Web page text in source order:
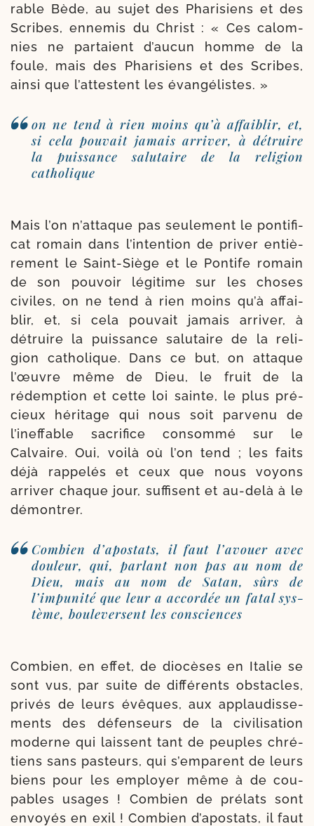
rable Bède, au sujet des Phari­siens et des
Scribes, enne­mis du Christ : « Ces calom­
nies ne par­taient d’aucun homme de la
foule, mais des Pharisiens et des Scribes,
ain­si que l’attestent les évangélistes. »
on ne tend à rien moins qu’à affai­blir, et,
si cela pou­vait jamais arri­ver, à détruire
la puis­sance salu­taire de la reli­gion
catholique
Mais l’on n’attaque pas seule­ment le pon­ti­fi­
cat romain dans l’intention de pri­ver entiè­
re­ment le Saint-​Siège et le Pontife romain
de son pou­voir légi­time sur les choses
civiles, on ne tend à rien moins qu’à affai­
blir, et, si cela pou­vait jamais arri­ver, à
détruire la puis­sance salu­taire de la reli­
gion catho­lique. Dans ce but, on attaque
l’œuvre même de Dieu, le fruit de la
rédemp­tion et cette loi sainte, le plus pré­
cieux héri­tage qui nous soit par­ve­nu de
l’ineffable sacri­fice consom­mé sur le
Calvaire. Oui, voi­là où l’on tend ; les faits
déjà rap­pe­lés et ceux que nous voyons
arri­ver chaque jour, suf­fisent et au-​delà à le
démontrer.
Combien d’apostats, il faut l’avouer avec
dou­leur, qui, par­lant non pas au nom de
Dieu, mais au nom de Satan, sûrs de
l’impunité que leur a accor­dée un fatal sys­
tème, bou­le­versent les consciences
Combien, en effet, de dio­cèses en Italie se
sont vus, par suite de dif­fé­rents obs­tacles,
pri­vés de leurs évêques, aux applau­dis­se­
ments des défen­seurs de la civi­li­sa­tion
moderne qui laissent tant de peuples chré­
tiens sans pas­teurs, qui s’emparent de leurs
biens pour les employer même à de cou­
pables usages ! Combien de pré­lats sont
envoyés en exil ! Combien d’apostats, il faut